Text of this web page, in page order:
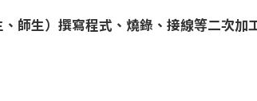
師生）撰寫程式、燒錄、接線等二次加